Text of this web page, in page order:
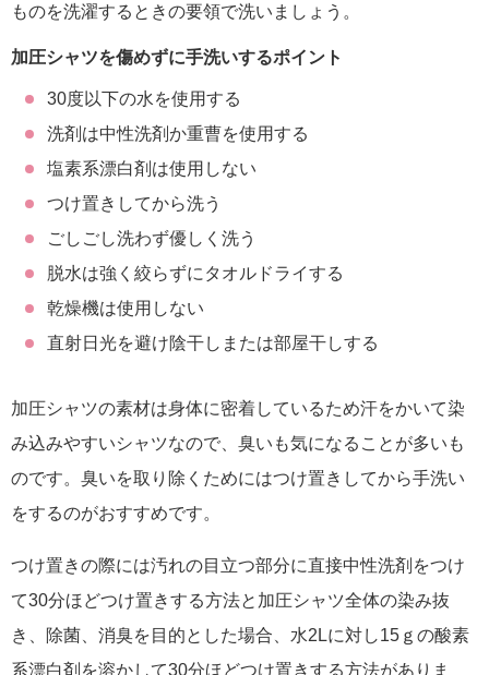
ものを洗濯するときの要領で洗いましょう。
加圧シャツを傷めずに手洗いするポイント
30度以下の水を使用する
洗剤は中性洗剤か重曹を使用する
塩素系漂白剤は使用しない
つけ置きしてから洗う
ごしごし洗わず優しく洗う
脱水は強く絞らずにタオルドライする
乾燥機は使用しない
直射日光を避け陰干しまたは部屋干しする
加圧シャツの素材は身体に密着しているため汗をかいて染
み込みやすいシャツなので、臭いも気になることが多いも
のです。臭いを取り除くためにはつけ置きしてから手洗い
をするのがおすすめです。
つけ置きの際には汚れの目立つ部分に直接中性洗剤をつけ
て30分ほどつけ置きする方法と加圧シャツ全体の染み抜
き、除菌、消臭を目的とした場合、水2Lに対し15ｇの酸素
系漂白剤を溶かして30分ほどつけ置きする方法がありま